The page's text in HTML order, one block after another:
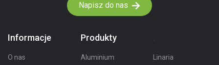
Napisz do nas
Informacje
O nas
Produkty
Aluminium Linaria